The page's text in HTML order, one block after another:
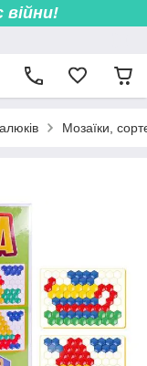
Мозаїки,